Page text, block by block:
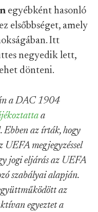
egyébként hasonló
elsőbbséget, amely
Itt
negyedik lett,
dönteni.
a DAC 1904
a
az írták, hogy
UEFA megjegyzéssel
jogi eljárás az UEFA
szabályai alapján.
az
egyeztet a